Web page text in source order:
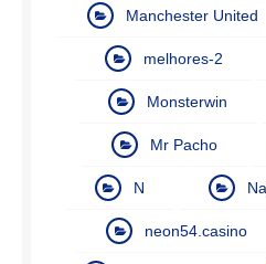
Manchester United
melhores-2
Monsterwin
Mr Pacho
N
neon54.casino